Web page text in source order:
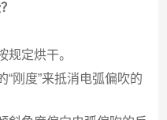
规定烘干。
“刚度”来抵消电弧偏吹的